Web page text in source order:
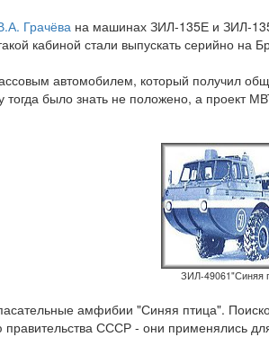
Грачёва на машинах ЗИЛ-135Е и ЗИЛ-
кабиной стали выпускать серийно на
автомобилем, который получил
было знать не положено, а проект
ЗИЛ-49061"Синяя
амфибии "Синяя птица".
СССР - они применялись